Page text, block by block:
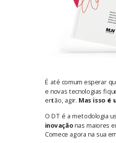
É até comum esperar
e novas tecnologias
então, agir. Mas isso é
O DT é a metodologia
inovaçãonas maiores
Comece agora na sua